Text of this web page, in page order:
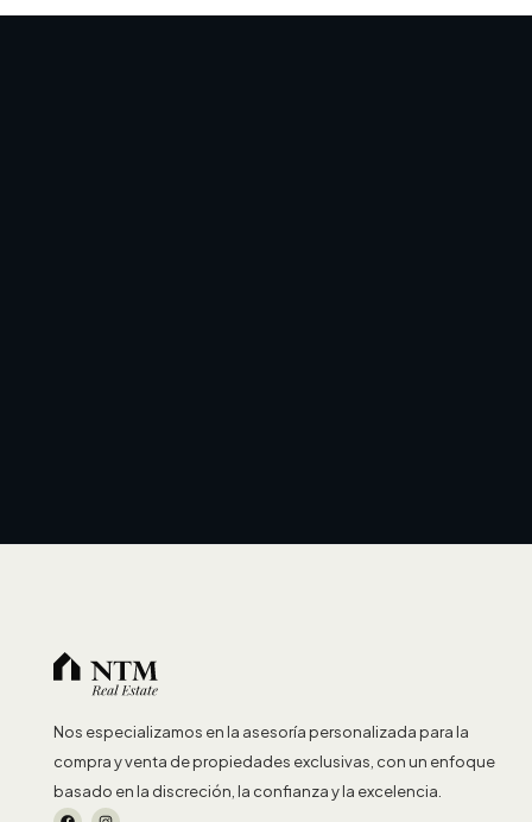
Nos especializamos en la asesoría personalizada para la
compra y venta de propiedades exclusivas, con un enfoque
basado en la discreción, la confianza y la excelencia.